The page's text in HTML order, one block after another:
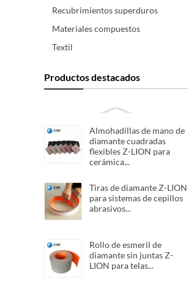
Recubrimientos superduros
Materiales compuestos
Textil
Productos destacados
Almohadillas de mano de
diamante cuadradas
flexibles Z-LION para
cerámica...
Tiras de diamante Z-LION
para sistemas de cepillos
abrasivos...
Rollo de esmeril de
diamante sin juntas Z-
LION para telas...